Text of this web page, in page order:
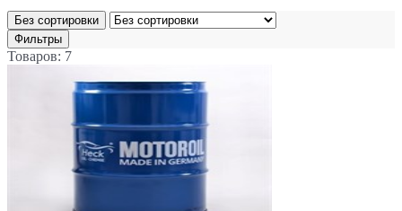
Без сортировки
Фильтры
Товаров: 7